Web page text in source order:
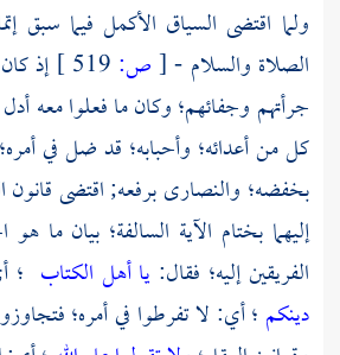
ولما اقتضى السياق الأكمل فيما سبق
الصلاة والسلام -[ص:
إذ
جرأتهم وجفائهم؛ وكان ما فعلوا معه
كل من أعدائه؛ وأحبابه؛ قد ضل في
بخفضه؛ والنصارى برفعه; اقتضى قانون
إليهما بختام الآية السالفة؛ بيان ما
الفريقين إليه؛ فقال: يا أهل الكتاب ؛
دينكم ؛ أي: لا تفرطوا في أمره؛